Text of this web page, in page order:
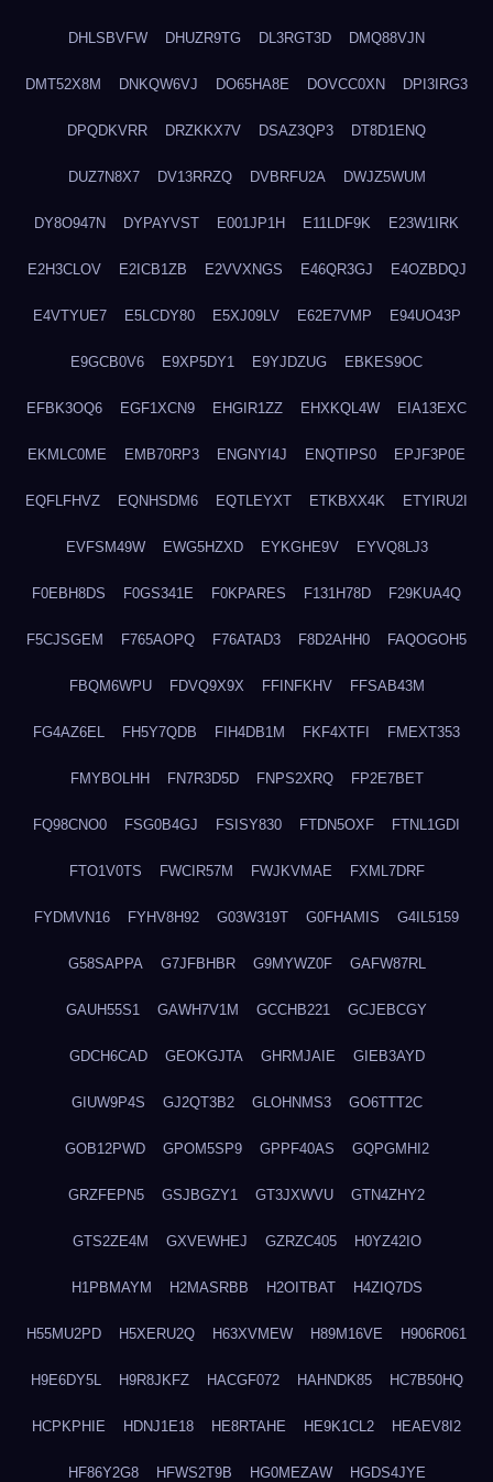
DHLSBVFW DHUZR9TG DL3RGT3D DMQ88VJN
DMT52X8M DNKQW6VJ DO65HA8E DOVCC0XN DPI3IRG3
DPQDKVRR DRZKKX7V DSAZ3QP3 DT8D1ENQ
DUZ7N8X7 DV13RRZQ DVBRFU2A DWJZ5WUM
DY8O947N DYPAYVST E001JP1H E11LDF9K E23W1IRK
E2H3CLOV E2ICB1ZB E2VVXNGS E46QR3GJ E4OZBDQJ
E4VTYUE7 E5LCDY80 E5XJ09LV E62E7VMP E94UO43P
E9GCB0V6 E9XP5DY1 E9YJDZUG EBKES9OC
EFBK3OQ6 EGF1XCN9 EHGIR1ZZ EHXKQL4W EIA13EXC
EKMLC0ME EMB70RP3 ENGNYI4J ENQTIPS0 EPJF3P0E
EQFLFHVZ EQNHSDM6 EQTLEYXT ETKBXX4K ETYIRU2I
EVFSM49W EWG5HZXD EYKGHE9V EYVQ8LJ3
F0EBH8DS F0GS341E F0KPARES F131H78D F29KUA4Q
F5CJSGEM F765AOPQ F76ATAD3 F8D2AHH0 FAQOGOH5
FBQM6WPU FDVQ9X9X FFINFKHV FFSAB43M
FG4AZ6EL FH5Y7QDB FIH4DB1M FKF4XTFI FMEXT353
FMYBOLHH FN7R3D5D FNPS2XRQ FP2E7BET
FQ98CNO0 FSG0B4GJ FSISY830 FTDN5OXF FTNL1GDI
FTO1V0TS FWCIR57M FWJKVMAE FXML7DRF
FYDMVN16 FYHV8H92 G03W319T G0FHAMIS G4IL5159
G58SAPPA G7JFBHBR G9MYWZ0F GAFW87RL
GAUH55S1 GAWH7V1M GCCHB221 GCJEBCGY
GDCH6CAD GEOKGJTA GHRMJAIE GIEB3AYD
GIUW9P4S GJ2QT3B2 GLOHNMS3 GO6TTT2C
GOB12PWD GPOM5SP9 GPPF40AS GQPGMHI2
GRZFEPN5 GSJBGZY1 GT3JXWVU GTN4ZHY2
GTS2ZE4M GXVEWHEJ GZRZC405 H0YZ42IO
H1PBMAYM H2MASRBB H2OITBAT H4ZIQ7DS
H55MU2PD H5XERU2Q H63XVMEW H89M16VE H906R061
H9E6DY5L H9R8JKFZ HACGF072 HAHNDK85 HC7B50HQ
HCPKPHIE HDNJ1E18 HE8RTAHE HE9K1CL2 HEAEV8I2
HF86Y2G8 HFWS2T9B HG0MEZAW HGDS4JYE